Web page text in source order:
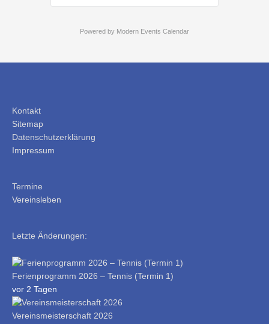
Powered by Modern Events Calendar
Kontakt
Sitemap
Datenschutzerklärung
Impressum
Termine
Vereinsleben
Letzte Änderungen:
Ferienprogramm 2026 – Tennis (Termin 1)
vor 2 Tagen
Vereinsmeisterschaft 2026